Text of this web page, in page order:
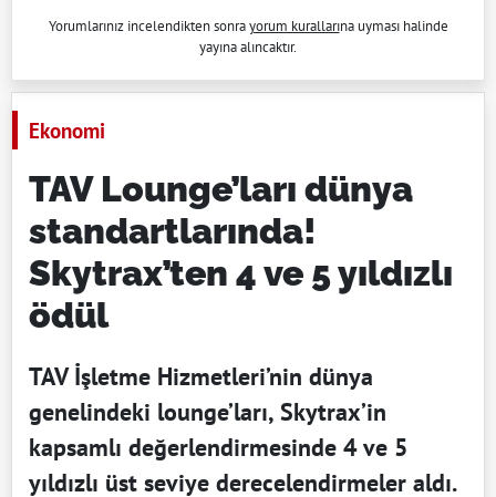
Yorumlarınız incelendikten sonrayorum kurallarına uyması halinde
yayına alıncaktır.
Ekonomi
TAV Lounge’ları dünya
standartlarında!
Skytrax’ten 4 ve 5 yıldızlı
ödül
TAV İşletme Hizmetleri’nin dünya
genelindeki lounge’ları, Skytrax’in
kapsamlı değerlendirmesinde 4 ve 5
yıldızlı üst seviye derecelendirmeler aldı.